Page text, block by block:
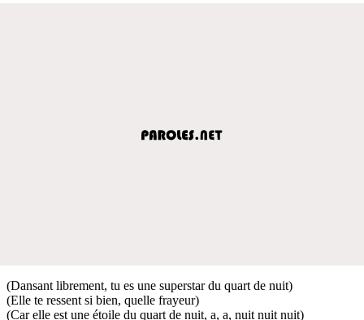
(Dansant librement, tu es une superstar du quart de nuit)
(Elle te ressent si bien, quelle frayeur)
(Car elle est une étoile du quart de nuit, a, a, nuit nuit nuit)